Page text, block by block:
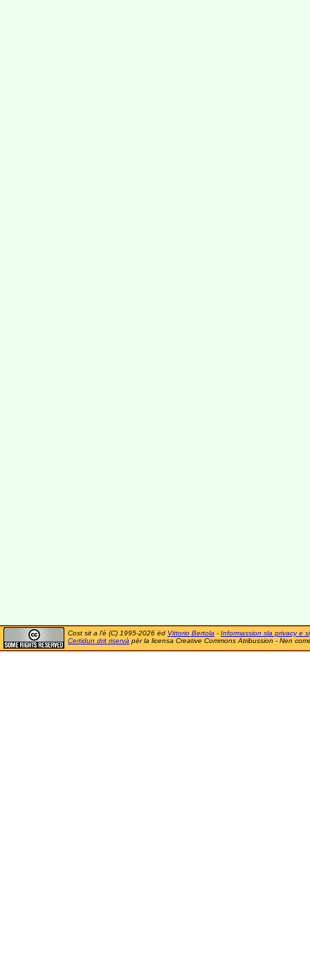
Cost sit a l'è (C) 1995-2026 ëd Vittorio Bertola - Informassion sla privacy e
Certidun drit riservà për la licensa Creative Commons Atribussion - Nen